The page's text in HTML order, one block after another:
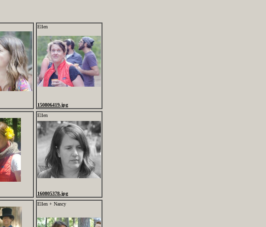
Ellen
150806419.jpg
Ellen
160805378.jpg
Ellen + Nancy